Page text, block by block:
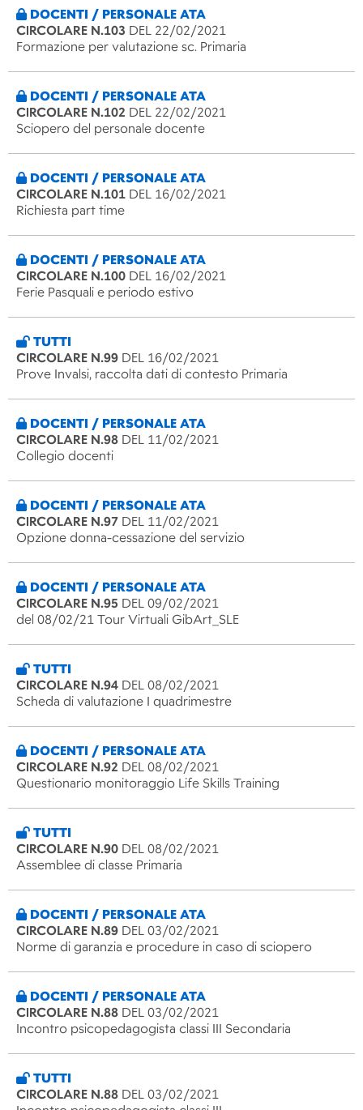
DOCENTI / PERSONALE ATA
CIRCOLARE N.103 DEL 22/02/2021
Formazione per valutazione sc. Primaria
DOCENTI / PERSONALE ATA
CIRCOLARE N.102 DEL 22/02/2021
Sciopero del personale docente
DOCENTI / PERSONALE ATA
CIRCOLARE N.101 DEL 16/02/2021
Richiesta part time
DOCENTI / PERSONALE ATA
CIRCOLARE N.100 DEL 16/02/2021
Ferie Pasquali e periodo estivo
TUTTI
CIRCOLARE N.99 DEL 16/02/2021
Prove Invalsi, raccolta dati di contesto Primaria
DOCENTI / PERSONALE ATA
CIRCOLARE N.98 DEL 11/02/2021
Collegio docenti
DOCENTI / PERSONALE ATA
CIRCOLARE N.97 DEL 11/02/2021
Opzione donna-cessazione del servizio
DOCENTI / PERSONALE ATA
CIRCOLARE N.95 DEL 09/02/2021
del 08/02/21 Tour Virtuali GibArt_SLE
TUTTI
CIRCOLARE N.94 DEL 08/02/2021
Scheda di valutazione I quadrimestre
DOCENTI / PERSONALE ATA
CIRCOLARE N.92 DEL 08/02/2021
Questionario monitoraggio Life Skills Training
TUTTI
CIRCOLARE N.90 DEL 08/02/2021
Assemblee di classe Primaria
DOCENTI / PERSONALE ATA
CIRCOLARE N.89 DEL 03/02/2021
Norme di garanzia e procedure in caso di sciopero
DOCENTI / PERSONALE ATA
CIRCOLARE N.88 DEL 03/02/2021
Incontro psicopedagogista classi III Secondaria
TUTTI
CIRCOLARE N.88 DEL 03/02/2021